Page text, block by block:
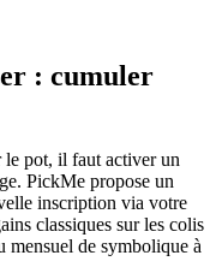
: cumuler
le pot, il faut activer un
PickMe propose un
inscription via votre
classiques sur les colis
mensuel de symbolique à